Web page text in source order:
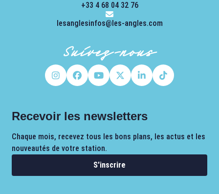
+33 4 68 04 32 76
lesanglesinfos@les-angles.com
Suivez-nous
Recevoir les newsletters
Chaque mois, recevez tous les bons plans, les actus et les
nouveautés de votre station.
S'inscrire